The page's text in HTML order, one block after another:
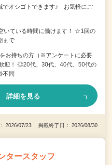
でオシゴトできます♪ お気軽にご
いている時間に働けます！ ☆1回の
まで…
お持ちの方（※アンケートに必要
迎！ ◎20代、30代、40代、50代の
不問
詳細を見る
2026/07/23 掲載終了日： 2026/08/30
タースタッフ